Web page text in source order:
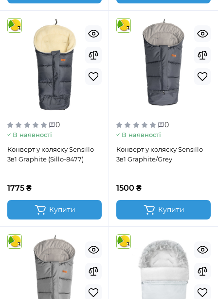
3
0
В наявності
Конверт у коляску Sensillo
3в1 Graphite (Sillo-8477)
1775 ₴
Купити
3
0
В наявності
Конверт у коляску Sensillo
3в1 Graphite/Grey
1500 ₴
Купити
3 3